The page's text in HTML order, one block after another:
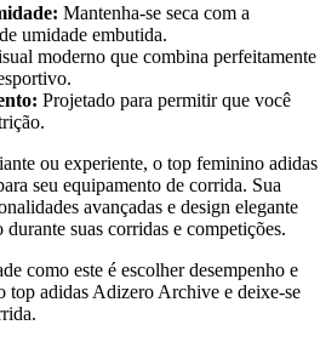
Mantenha-se seca com a
umidade embutida.
moderno que combina perfeitamente
Projetado para permitir que você
ou experiente, o top feminino adidas
seu equipamento de corrida. Sua
avançadas e design elegante
suas corridas e competições.
como este é escolher desempenho e
top adidas Adizero Archive e deixe-se